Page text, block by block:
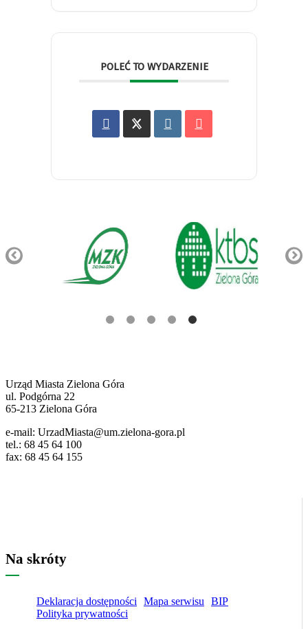
POLEĆ TO WYDARZENIE
dane
Urząd Miasta Zielona Góra
ul. Podgórna 22
65-213 Zielona Góra
e-mail: UrzadMiasta@um.zielona-gora.pl
tel.: 68 45 64 100
fax: 68 45 64 155
Na skróty
Deklaracja dostępności Mapa serwisu
BIP
Polityka prywatności